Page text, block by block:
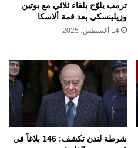
ترمب يلوّح بلقاء ثلاثي مع بوتين
وزيلينسكي بعد قمة ألاسكا
14 أغسطس، 2025
شرطة لندن تكشف: 146 بلاغاً في